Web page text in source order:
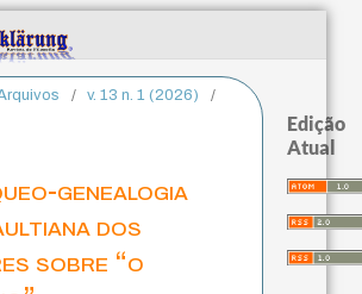
/ v. 13 n. 1 (2026)
/
genealogia
dos
sobre “o
Edição
Atual